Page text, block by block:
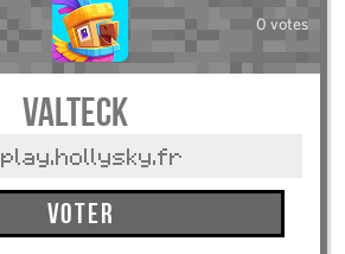
0 votes
valteck
play.hollysky.fr
Voter